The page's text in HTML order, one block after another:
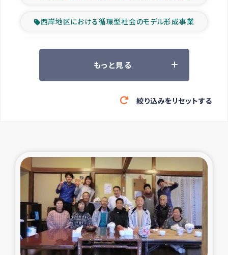
西岸地区における循環型社会のモデル形成事業
ツアー参加者の声
緊急救援の時代
東ティモール豪雨緊急支援
大雨による洪水被災者支援
カカオ生産者支援事業
シリア国内避難民・帰還民の生活再建支援
もっと見る
絞り込みをリセットする